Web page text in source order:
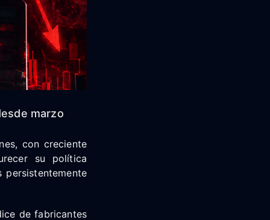
marzo
con creciente
su política
de fabricantes